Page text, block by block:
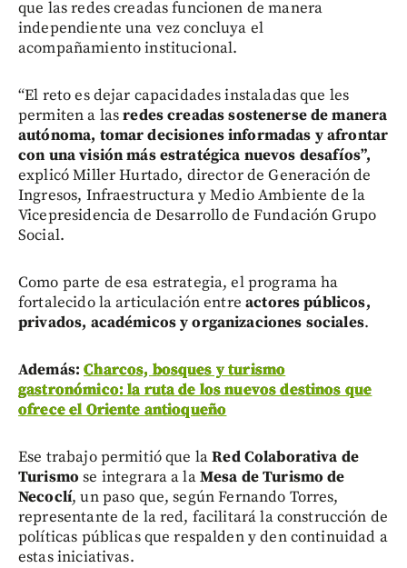
que las redes creadas funcionen de manera
independiente una vez concluya el
acompañamiento institucional.
“El reto es dejar capacidades instaladas que les
permiten a lasredes creadas sostenerse de manera
autónoma, tomar decisiones informadas y afrontar
con una visión más estratégica nuevos desafíos”,
explicó Miller Hurtado, director de Generación de
Ingresos, Infraestructura y Medio Ambiente de la
Vicepresidencia de Desarrollo de Fundación Grupo
Social.
Como parte de esa estrategia, el programa ha
fortalecido la articulación entreactores públicos,
privados, académicos y organizaciones sociales.
Además:Charcos, bosques y turismo
gastronómico: la ruta de los nuevos destinos que
ofrece el Oriente antioqueño
Ese trabajo permitió que laRed Colaborativa de
Turismo se integrara a laMesa de Turismo de
Necoclí, un paso que, según Fernando Torres,
representante de la red, facilitará la construcción de
políticas públicas que respalden y den continuidad a
estas iniciativas.